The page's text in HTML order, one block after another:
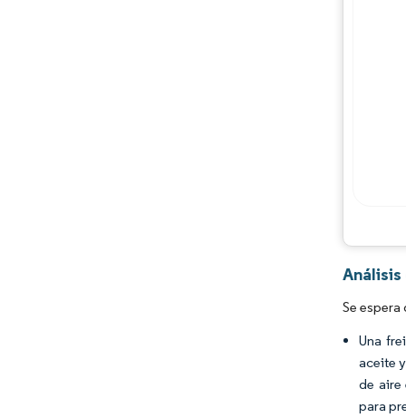
Se
Una
aceite
de aire
para